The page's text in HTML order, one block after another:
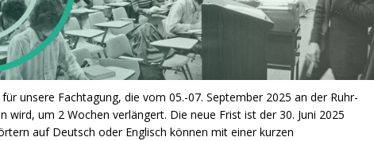
unsere Fachtagung, die vom 05.-07. September 2025 an der Ruhr-
um 2 Wochen verlängert. Die neue Frist ist der 30. Juni 2025
auf Deutsch oder Englisch können mit einer kurzen